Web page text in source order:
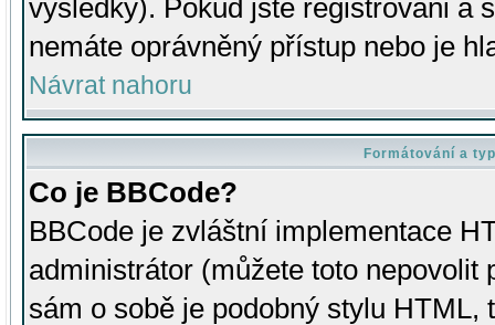
výsledky). Pokud jste registrováni a
nemáte oprávněný přístup nebo je
Návrat nahoru
Formátování a
Co je BBCode?
BBCode je zvláštní implementace
administrátor (můžete toto
sám o sobě je podobný stylu HTML,